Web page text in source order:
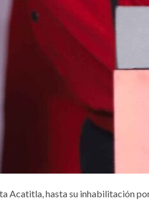
Acatitla, hasta su inhabilitación
volver a ser la
casa de la